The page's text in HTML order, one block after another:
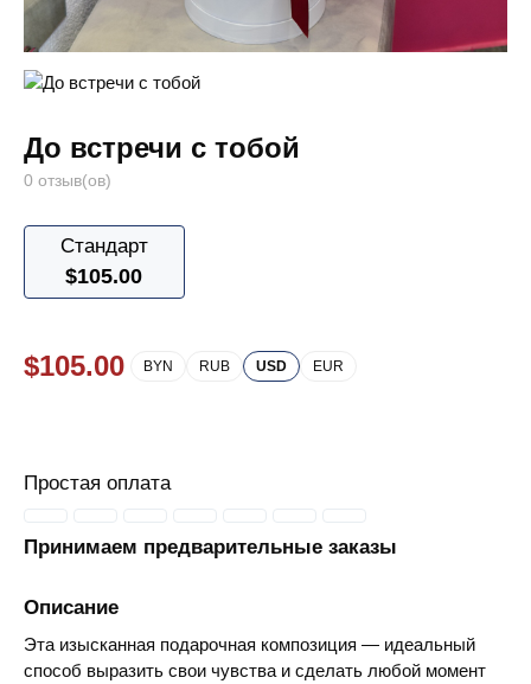
До встречи с тобой
0 отзыв(ов)
Стандарт
$105.00
$105.00 BYN RUB USD EUR
Простая оплата
Принимаем предварительные заказы
Описание
Эта изысканная подарочная композиция — идеальный
способ выразить свои чувства и сделать любой момент